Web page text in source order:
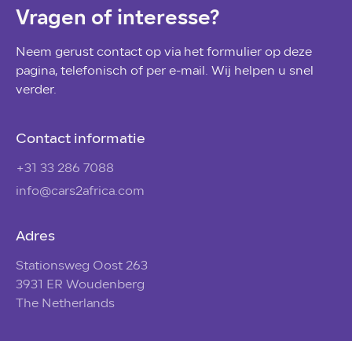
Vragen of interesse?
Neem gerust contact op via het formulier op deze
pagina, telefonisch of per e-mail. Wij helpen u snel
verder.
Contact informatie
+31 33 286 7088
info@cars2africa.com
Adres
Stationsweg Oost 263
3931 ER Woudenberg
The Netherlands